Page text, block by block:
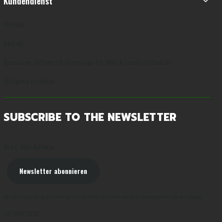
SUBSCRIBE TO THE NEWSLETTER
Newsletter abonnieren